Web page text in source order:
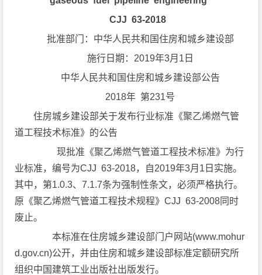
CJJ 63-2018
批准部门：中华人民共和国住房和城乡建设部
施行日期：2019年3月1日
中华人民共和国住房和城乡建设部公告
2018年 第231号
住房城乡建设部关于发布行业标准《聚乙烯燃气管
道工程技术标准》的公告
现批准《聚乙烯燃气管道工程技术标准》为行
业标准，编号为CJJ 63-2018，自2019年3月1日实施。
其中，第1.0.3、7.1.7条为强制性条文，必须严格执行。
原《聚乙烯燃气管道工程技术规程》CJJ 63-2008同时
废止。
本标准在住房城乡建设部门户网站(www.mohur
d.gov.cn)公开，并由住房和城乡建设部标准定额研究所
组织中国建筑工业出版社出版发行。